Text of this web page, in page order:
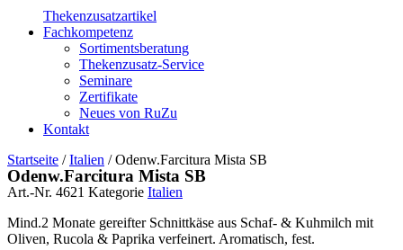
Thekenzusatzartikel
Fachkompetenz
Sortimentsberatung
Thekenzusatz-Service
Seminare
Zertifikate
Neues von RuZu
Kontakt
Startseite /Italien / Odenw.Farcitura Mista SB
Odenw.Farcitura Mista SB
Art.-Nr. 4621 Kategorie Italien
Mind.2 Monate gereifter Schnittkäse aus Schaf- & Kuhmilch mit
Oliven, Rucola & Paprika verfeinert. Aromatisch, fest.